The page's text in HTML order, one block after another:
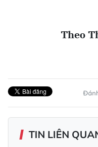
Theo
TIN LIÊN